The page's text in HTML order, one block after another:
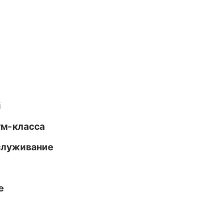
класса